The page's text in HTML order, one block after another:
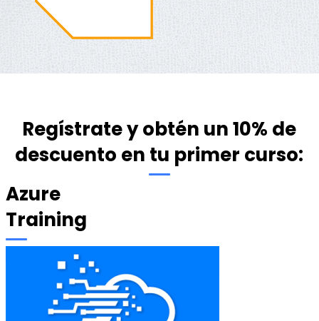
Regístrate y obtén un 10% de
descuento en tu primer curso:
Azure
Training